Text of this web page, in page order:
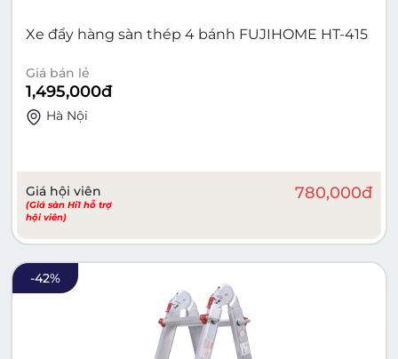
Xe đẩy hàng sàn thép 4 bánh FUJIHOME HT-415
Giá bán lẻ
1,495,000đ
Hà Nội
Giá hội viên
(Giá sàn Hi1 hỗ trợ
hội viên)
780,000đ
-42%